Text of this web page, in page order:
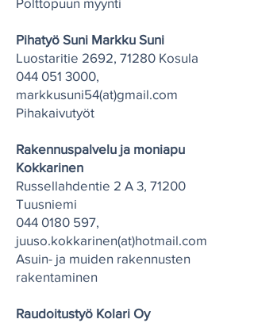
Pihatyö Suni Markku Suni
Luostaritie 2692, 71280 Kosula
044 051 3000,
markkusuni54(at)gmail.com
Pihakaivutyöt
Rakennuspalvelu ja moniapu
Kokkarinen
Russellahdentie 2 A 3, 71200
Tuusniemi
044 0180 597,
juuso.kokkarinen(at)hotmail.com
Asuin- ja muiden rakennusten
rakentaminen
Raudoitustyö Kolari Oy